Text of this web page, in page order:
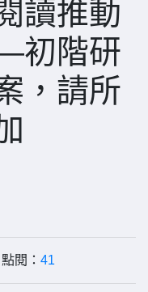
讀推動
初階研
，請所
閱： 41